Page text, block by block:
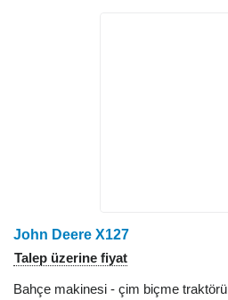
John Deere X127
Talep üzerine fiyat
Bahçe makinesi - çim biçme traktörü